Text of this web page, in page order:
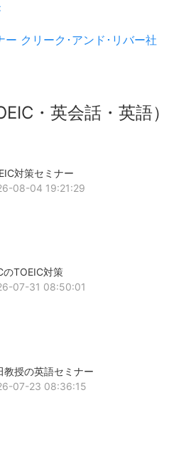
ー クリーク･アンド･リバー社
・英会話・英語）
対策セミナー
08-04 19:21:29
のTOEIC対策
07-31 08:50:01
教授の英語セミナー
07-23 08:36:15